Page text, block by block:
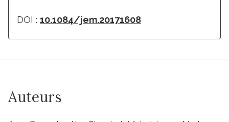
DOI : 10.1084/jem.20171608
Auteurs